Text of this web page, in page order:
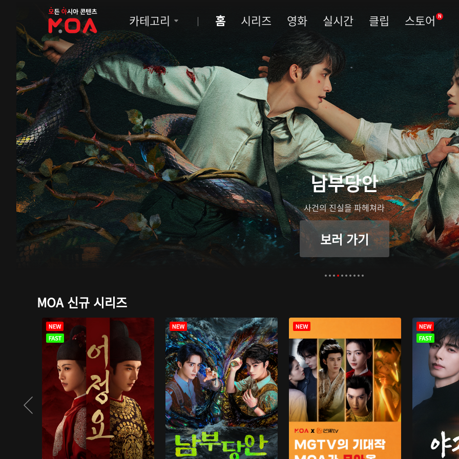
MOA
카테고리 홈 시리즈 영화 실시간 클립 스토어 N
남부당안
사건의 진실을 파헤쳐라
보러 가기
MOA 신규 시리즈